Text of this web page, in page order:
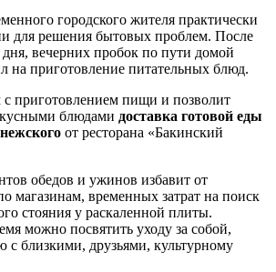
городского жителя практически
для решения бытовых проблем. После
дня, вечерних пробок по пути домой
на приготовление питательных блюд.
с приготовлением пищи и позволит
блюдами доставка готовой еды
от ресторана «Бакинский
обедов и ужинов избавит от
магазинам, временных затрат на поиск
стояния у раскаленной плиты.
можно посвятить уходу за собой,
с близкими, друзьями, культурному